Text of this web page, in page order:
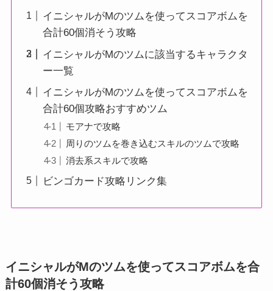
イニシャルがMのツムを使ってスコアボムを
合計60個消そう攻略
イニシャルがMのツムに該当するキャラクタ
ー一覧
イニシャルがMのツムを使ってスコアボムを
合計60個攻略おすすめツム
モアナで攻略
周りのツムを巻き込むスキルのツムで攻略
消去系スキルで攻略
ビンゴカード攻略リンク集
イニシャルがMのツムを使ってスコアボムを合
計60個消そう攻略